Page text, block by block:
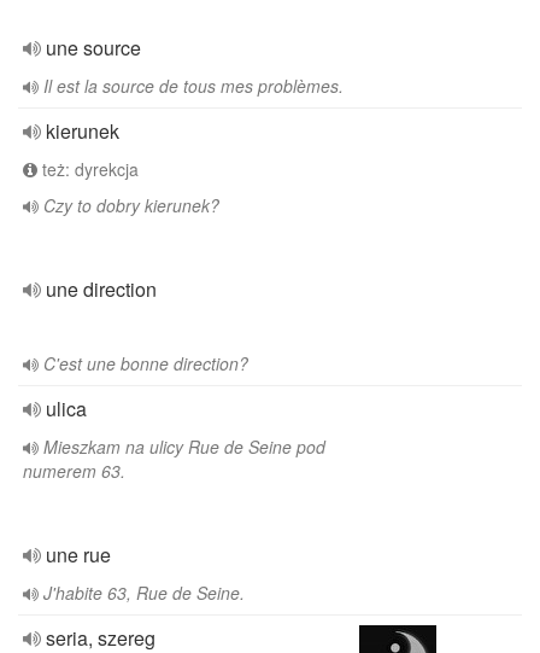
une source
Il est la source de tous mes problèmes.
kierunek
też: dyrekcja
Czy to dobry kierunek?
une direction
C'est une bonne direction?
ulica
Mieszkam na ulicy Rue de Seine pod
numerem 63.
une rue
J'habite 63, Rue de Seine.
seria, szereg